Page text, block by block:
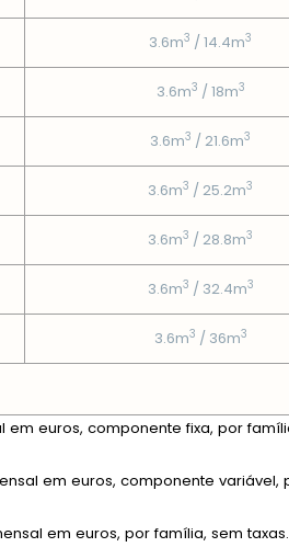
3.6m3 / 14.4m3
3.6m3 / 18m3
3.6m3 / 21.6m3
3.6m3 / 25.2m3
3.6m3 / 28.8m3
3.6m3 / 32.4m3
3.6m3 / 36m3
em euros, componente fixa, por
em euros, componente
em euros, por família, sem taxas.